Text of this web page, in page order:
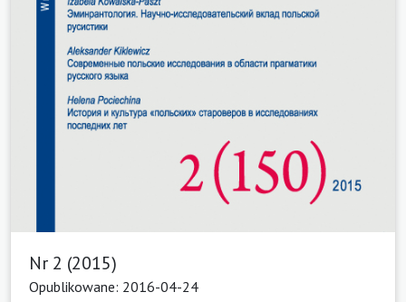
Nr 2 (2015)
Opublikowane: 2016-04-24